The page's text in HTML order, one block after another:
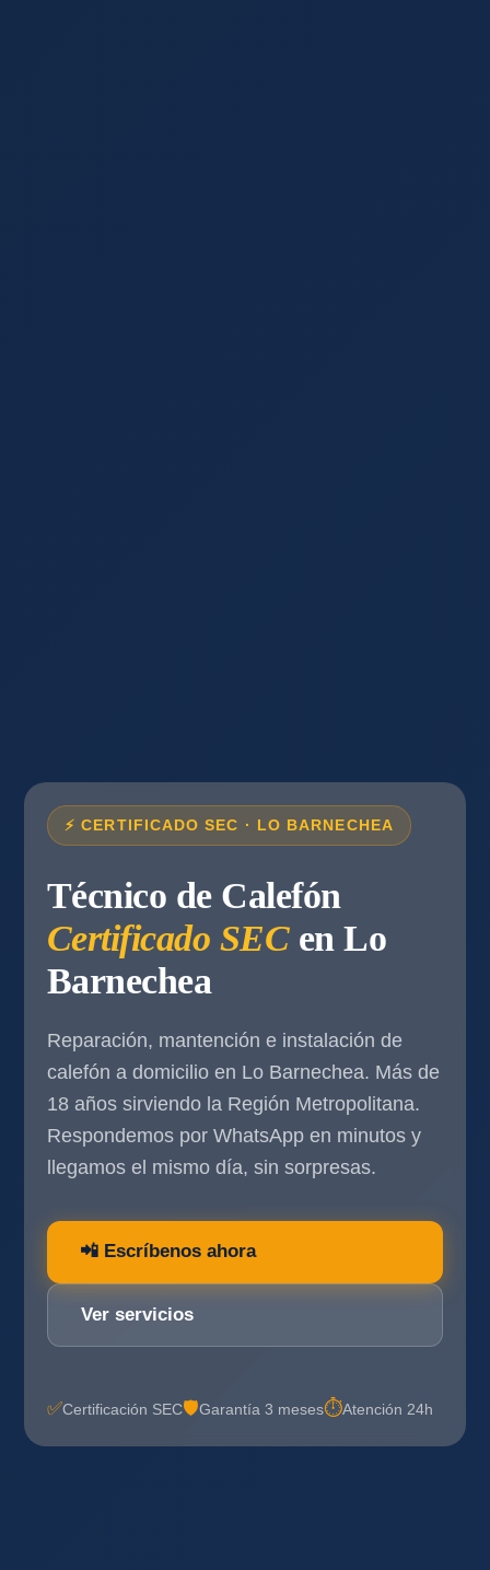
⚡ CERTIFICADO SEC · LO BARNECHEA
Técnico de Calefón
Certificado SECen Lo
Barnechea
Reparación, mantención e instalación de
calefón a domicilio en Lo Barnechea. Más de
18 años sirviendo la Región Metropolitana.
Respondemos por WhatsApp en minutos y
llegamos el mismo día, sin sorpresas.
📲 Escríbenos ahora
Ver servicios
✅Certificación SEC🛡️Garantía 3 meses⏱️Atención 24h